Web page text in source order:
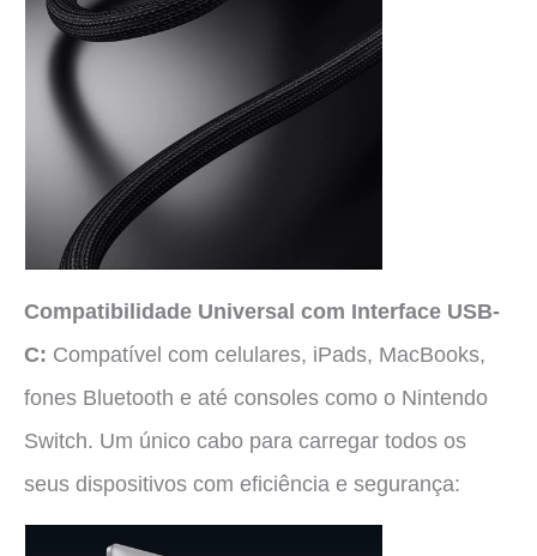
Compatibilidade Universal com Interface USB-
C: Compatível com celulares, iPads, MacBooks,
fones Bluetooth e até consoles como o Nintendo
Switch. Um único cabo para carregar todos os
seus dispositivos com eficiência e segurança: